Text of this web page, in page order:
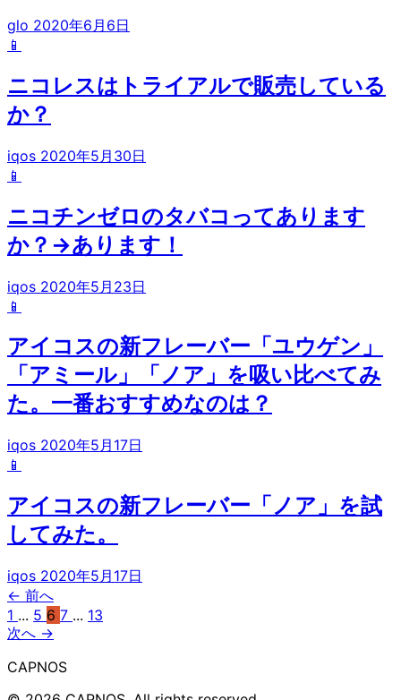
glo 2020年6月6日
📱
ニコレスはトライアルで販売している
か？
iqos 2020年5月30日
📱
ニコチンゼロのタバコってあります
か？→あります！
iqos 2020年5月23日
📱
アイコスの新フレーバー「ユウゲン」
「アミール」「ノア」を吸い比べてみ
た。一番おすすめなのは？
iqos 2020年5月17日
📱
アイコスの新フレーバー「ノア」を試
してみた。
iqos 2020年5月17日
← 前へ
1 ... 5 6 7 ... 13
次へ →
CAPNOS